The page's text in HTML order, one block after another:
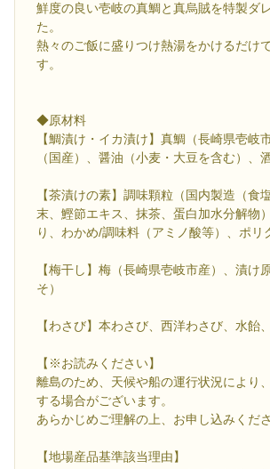
鮮度の良い壱岐の真鯛と真烏賊を特製ダ
た。
熱々のご飯に盛りつけ熱湯をかけるだけ
す。
◆原材料
【鯛漬け・イカ漬け】真鯛（長崎県壱岐
（国産）、醤油（小麦・大豆を含む）、
【茶漬けの素】調味顆粒（国内製造（食
末、鰹節エキス、抹茶、蛋白加水分解物
り、わかめ/調味料（アミノ酸等）、ポリ
【梅干し】梅（長崎県壱岐市産）、漬け
そ）
【わさび】本わさび、西洋わさび、水飴
【※お読みください】
離島のため、天候や船の運行状況により
する場合がございます。
あらかじめご理解の上、お申し込みくださ
【地場産品基準該当理由】